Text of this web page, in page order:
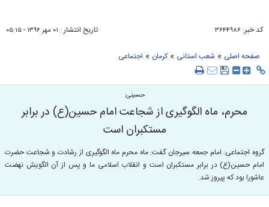
کد خبر: ۳۶۴۴۹۸۶ تاریخ انتشار : ۰۱ مهر ۱۳۹۶ - ۰۵:۱۵
صفحه اصلی » شعب استانی »کرمان » اجتماعی
حسینی:
محرم، ماه الگوگیری از شجاعت امام حسین(ع) در برابر
مستکبران است
گروه اجتماعی: امام جمعه سیرجان گفت: ماه محرم ماه الگوگیری از رشادت و شجاعت حضرت
امام حسین(ع) در برابر مستکبران است و انقلاب اسلامی ما و پس از آن الگویش نهضت
عاشورا بود که پیروز شد.